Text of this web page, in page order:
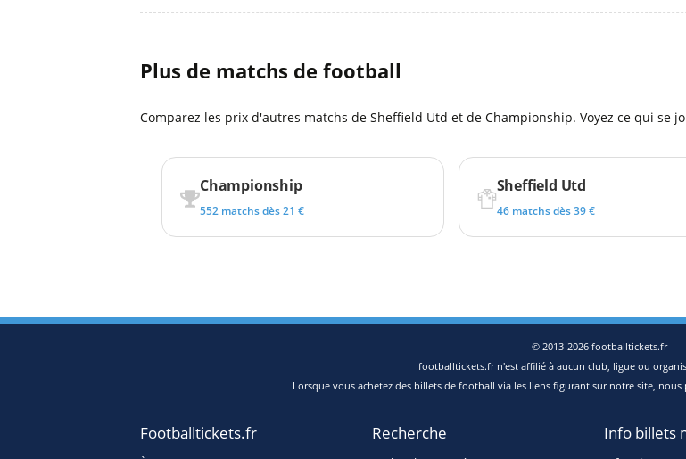
Plus de matchs de football
Comparez les prix d'autres matchs de Sheffield Utd et de Championship. Voyez ce qui se
Championship
552 matchs dès 21 €
Sheffield Utd
46 matchs dès 39 €
© 2013-2026 footballtickets.fr
footballtickets.fr n'est affilié à aucun club, ligue ou
Lorsque vous achetez des billets de football via les liens figurant sur notre site,
Footballtickets.fr Recherche Info billets